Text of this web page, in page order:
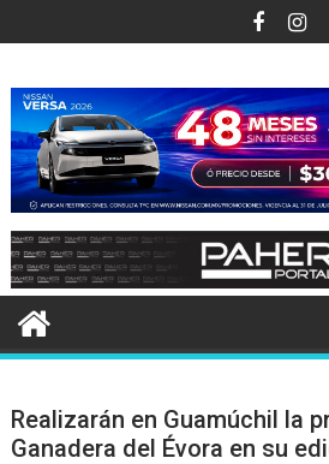
al
Realizarán en Guamúchil la
Ganadera del Évora en su